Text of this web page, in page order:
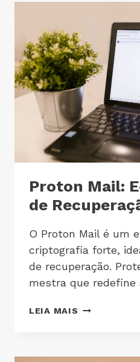
Proton Mail:
de
O Proton Mail é um
criptografia forte,
de recuperação.
mestra que redefine
LEIA MAIS